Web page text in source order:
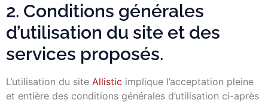
2. Conditions générales
d’utilisation du site et des
services proposés.
L’utilisation du site Allistic implique l’acceptation pleine
et entière des conditions générales d’utilisation ci-après